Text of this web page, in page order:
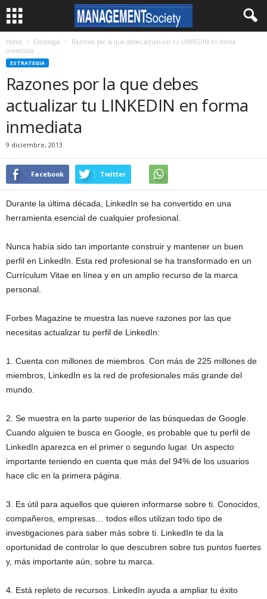
Home Estrategia
Razones por la que debes actualizar tu LINKEDIN en forma
inmediata
ESTRATEGIA
Razones por la que debes
actualizar tu LINKEDIN en forma
inmediata
9 diciembre, 2013
Facebook Twitter
Durante la última década, LinkedIn se ha convertido en una
herramienta esencial de cualquier profesional.
Nunca había sido tan importante construir y mantener un buen
perfil en LinkedIn. Esta red profesional se ha transformado en un
Currículum Vitae en línea y en un amplio recurso de la marca
personal.
Forbes Magazine te muestra las nueve razones por las que
necesitas actualizar tu perfil de LinkedIn:
1. Cuenta con millones de miembros. Con más de 225 millones de
miembros, LinkedIn es la red de profesionales más grande del
mundo.
2. Se muestra en la parte superior de las búsquedas de Google.
Cuando alguien te busca en Google, es probable que tu perfil de
LinkedIn aparezca en el primer o segundo lugar. Un aspecto
importante teniendo en cuenta que más del 94% de los usuarios
hace clic en la primera página.
3. Es útil para aquellos que quieren informarse sobre ti. Conocidos,
compañeros, empresas… todos ellos utilizan todo tipo de
investigaciones para saber más sobre ti. LinkedIn te da la
oportunidad de controlar lo que descubren sobre tus puntos fuertes
y, más importante aún, sobre tu marca.
4. Está repleto de recursos. LinkedIn ayuda a ampliar tu éxito